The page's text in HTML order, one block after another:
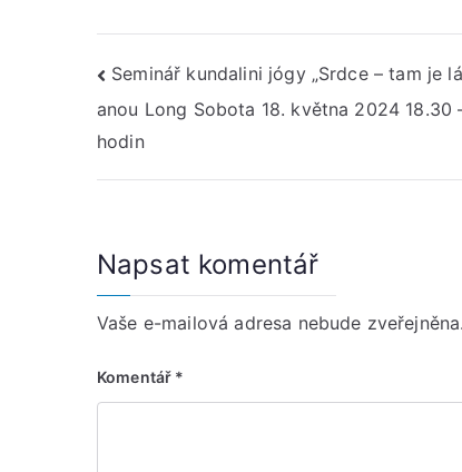
Navigace
pro
příspěvek
Seminář kundalini jógy „Srdce – tam je
anou Long Sobota 18. května 2024 18.30
hodin
Napsat komentář
Vaše e-mailová adresa nebude zveřejněna.
Komentář *